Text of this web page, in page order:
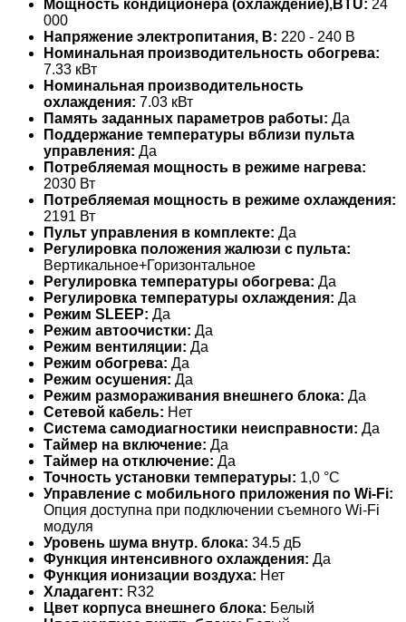
Мощность кондиционера (охлаждение),BTU: 24
000
Напряжение электропитания, В: 220 - 240 В
Номинальная производительность обогрева:
7.33 кВт
Номинальная производительность
охлаждения: 7.03 кВт
Память заданных параметров работы: Да
Поддержание температуры вблизи пульта
управления: Да
Потребляемая мощность в режиме нагрева:
2030 Вт
Потребляемая мощность в режиме охлаждения:
2191 Вт
Пульт управления в комплекте: Да
Регулировка положения жалюзи с пульта:
Вертикальное+Горизонтальное
Регулировка температуры обогрева: Да
Регулировка температуры охлаждения: Да
Режим SLEEP: Да
Режим автоочистки: Да
Режим вентиляции: Да
Режим обогрева: Да
Режим осушения: Да
Режим размораживания внешнего блока: Да
Сетевой кабель: Нет
Система самодиагностики неисправности: Да
Таймер на включение: Да
Таймер на отключение: Да
Точность установки температуры: 1,0 °С
Управление c мобильного приложения по Wi-Fi:
Опция доступна при подключении съемного Wi-Fi
модуля
Уровень шума внутр. блока: 34.5 дБ
Функция интенсивного охлаждения: Да
Функция ионизации воздуха: Нет
Хладагент: R32
Цвет корпуса внешнего блока: Белый